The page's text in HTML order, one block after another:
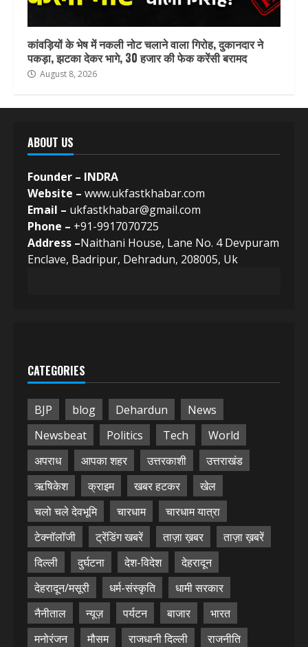
कांवड़ियों के भेष में नकली नोट चलाने वाला गिरोह, दुकानदार ने
पकड़ा, झटका देकर भागे, 30 हजार की फेक करेंसी बरामद
August 8, 2026
ABOUT US
Founder – INDRA
Website – www.ukfastkhabar.com
Email – ukfastkhabar@gmail.com
Phone – +91-9917070725
Address –Naithani House, Lane No. 4 Devpuram
Enclave, Badripur, Dehradun, 208005, Uk
CATEGORIES
BJP blog Dehardun
News
Newsbeat
Politics Tech
World
अपराध
आपका शहर उत्तरकाशी
उत्तराखंड
ऋषिकेश
क्राइम खबर हटकर
खेल
चलो चले देवभूमि
चारधाम
चारधाम यात्रा
टेक्नॉलॉजी
ट्रेंडिंग खबरें ताज़ा ख़बर
ताज़ा ख़बरें
दिल्ली
दुर्घटना देश-विदेश
देहरादून
देहरादून/मसूरी
धर्म-संस्कृति
धामी सरकार
नैनीताल
न्यूज़ पर्यटन बाजार
भारत
मनोरंजन
मौसम राजधानी दिल्ली
राजनीति